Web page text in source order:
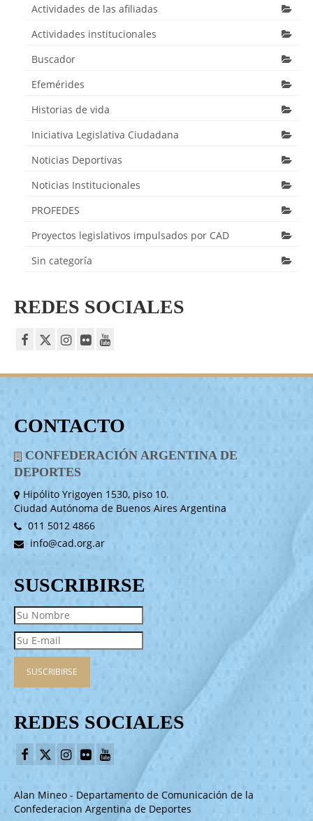
Actividades de las afiliadas
Actividades institucionales
Buscador
Efemérides
Historias de vida
Iniciativa Legislativa Ciudadana
Noticias Deportivas
Noticias Institucionales
PROFEDES
Proyectos legislativos impulsados por CAD
Sin categoría
REDES SOCIALES
CONTACTO
CONFEDERACIÓN ARGENTINA DE
DEPORTES
Hipólito Yrigoyen 1530, piso 10.
Ciudad Autónoma de Buenos Aires Argentina
011 5012 4866
info@cad.org.ar
SUSCRIBIRSE
REDES SOCIALES
Alan Mineo - Departamento de Comunicación de la
Confederacion Argentina de Deportes